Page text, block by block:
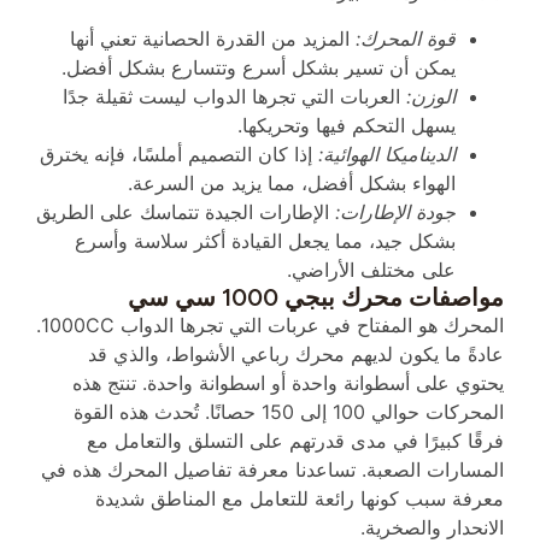
قوة المحرك: المزيد من القدرة الحصانية تعني أنها
يمكن أن تسير بشكل أسرع وتتسارع بشكل أفضل.
الوزن: العربات التي تجرها الدواب ليست ثقيلة جدًا
يسهل التحكم فيها وتحريكها.
الديناميكا الهوائية: إذا كان التصميم أملسًا، فإنه يخترق
الهواء بشكل أفضل، مما يزيد من السرعة.
جودة الإطارات: الإطارات الجيدة تتماسك على الطريق
بشكل جيد، مما يجعل القيادة أكثر سلاسة وأسرع
على مختلف الأراضي.
مواصفات محرك ببجي 1000 سي سي
المحرك هو المفتاح في عربات التي تجرها الدواب 1000CC.
عادةً ما يكون لديهم محرك رباعي الأشواط، والذي قد
يحتوي على أسطوانة واحدة أو اسطوانة واحدة. تنتج هذه
المحركات حوالي 100 إلى 150 حصانًا. تُحدث هذه القوة
فرقًا كبيرًا في مدى قدرتهم على التسلق والتعامل مع
المسارات الصعبة. تساعدنا معرفة تفاصيل المحرك هذه في
معرفة سبب كونها رائعة للتعامل مع المناطق شديدة
الانحدار والصخرية.